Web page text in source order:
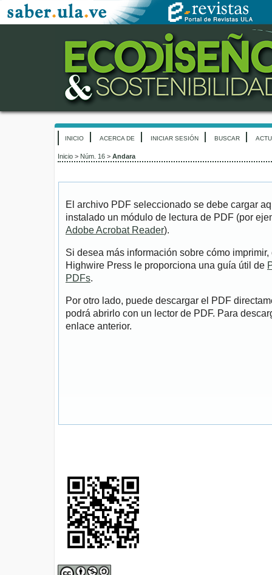
INICIO ACERCA DE INICIAR SESIÓN BUSCAR
Inicio > Núm. 16 > Andara
El archivo PDF seleccionado se debe cargar
instalado un módulo de lectura de PDF (por
Adobe Acrobat Reader).
Si desea más información sobre cómo
Highwire Press le proporciona una guía útil de
PDFs.
Por otro lado, puede descargar el PDF
podrá abrirlo con un lector de PDF. Para
enlace anterior.